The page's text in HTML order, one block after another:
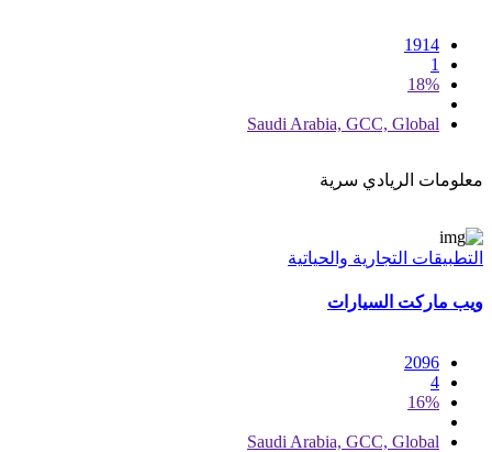
1914
1
18%
Saudi Arabia, GCC, Global
معلومات الريادي سرية
التطبيقات التجارية والحياتية
ويب ماركت السيارات
2096
4
16%
Saudi Arabia, GCC, Global